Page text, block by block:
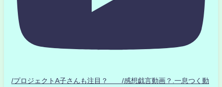
/プロジェクトA子さんも注目？ /感想戯言動画？.一息つく動